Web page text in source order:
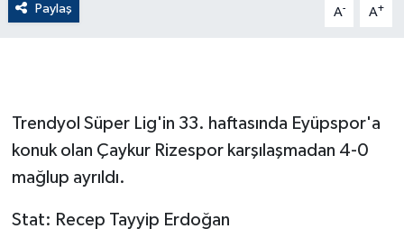
Paylaş A- A+
Trendyol Süper Lig'in 33. haftasında Eyüpspor'a
konuk olan Çaykur Rizespor karşılaşmadan 4-0
mağlup ayrıldı.
Stat: Recep Tayyip Erdoğan
English News
Gayrimenkul